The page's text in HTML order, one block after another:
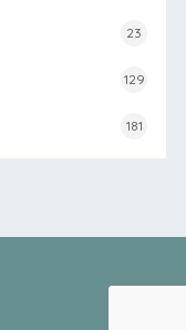
23
129
181